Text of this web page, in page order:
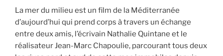
La mer du milieu est un film de la Méditerranée
d’aujourd’hui qui prend corps à travers un échange
entre deux amis, l’écrivain Nathalie Quintane et le
réalisateur Jean-Marc Chapoulie, parcourant tous deux